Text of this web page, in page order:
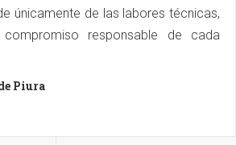
únicamente de las labores técnicas,
responsable de cada
Piura